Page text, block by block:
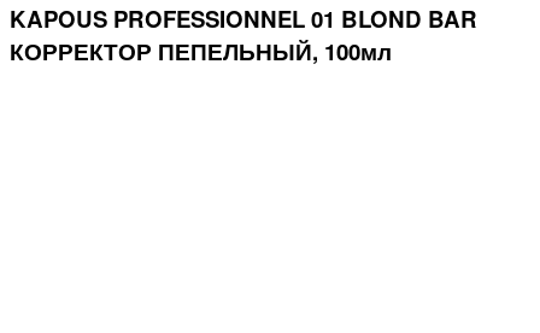
KAPOUS PROFESSIONNEL 01 BLOND BAR
КОРРЕКТОР ПЕПЕЛЬНЫЙ, 100мл